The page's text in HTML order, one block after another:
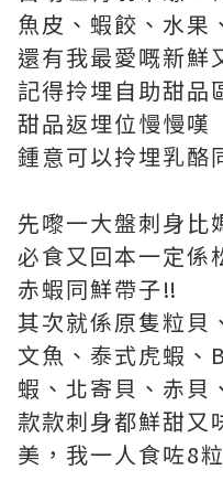
魚皮、蝦餃、水果
還有我最愛嘅新
記得拎埋自助甜品
甜品返埋位慢慢嘆
鍾意可以拎埋乳酪
先嚟一大盤刺身比
必食又回本一定係
赤蝦同鮮帶子‼️
其次就係原隻粒貝
文魚、泰式虎蝦、
蝦、北寄貝、赤貝
款款刺身都鮮甜又
美，我一人食咗8